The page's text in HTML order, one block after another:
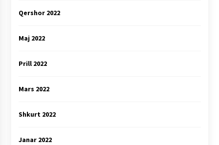
Qershor 2022
Maj 2022
Prill 2022
Mars 2022
Shkurt 2022
Janar 2022